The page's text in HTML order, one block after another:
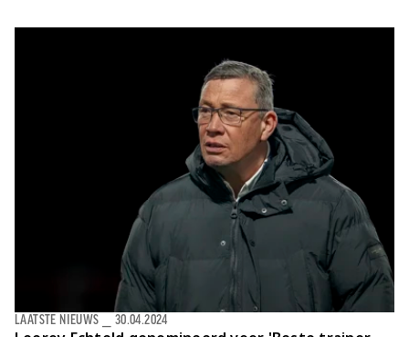
LAATSTE NIEUWS 30.04.2024